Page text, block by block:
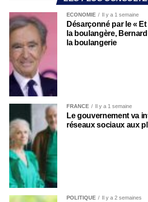
ECONOMIE Il y a 1 semaine
Désarçonné par le «
la boulangère,
la boulangerie
FRANCE Il y a 1 semaine
Le gouvernement va
réseaux sociaux aux
POLITIQUE Il y a 2 semaines